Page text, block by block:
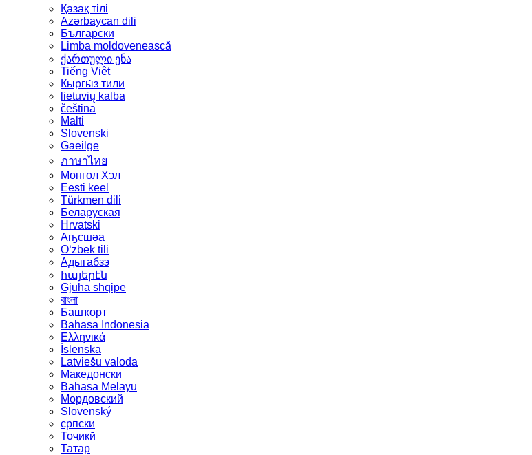
Қазақ тілі
Azərbaycan dili
Български
Limba moldovenească
ქართული ენა
Tiếng Việt
Кыргы́з тили
lietuvių kalba
čeština
Malti
Slovenski
Gaeilge
ภาษาไทย
Монгол Хэл
Eesti keel
Türkmen dili
Беларуская
Hrvatski
Аҧсшәа
Oʻzbek tili
Адыгабзэ
հայերէն
Gjuha shqipe
বাংলা
Башҡорт
Bahasa Indonesia
Ελληνικά
Íslenska
Latviešu valoda
Македонски
Bahasa Melayu
Мордовский
Slovenský
српски
Тоҷикӣ
Татар